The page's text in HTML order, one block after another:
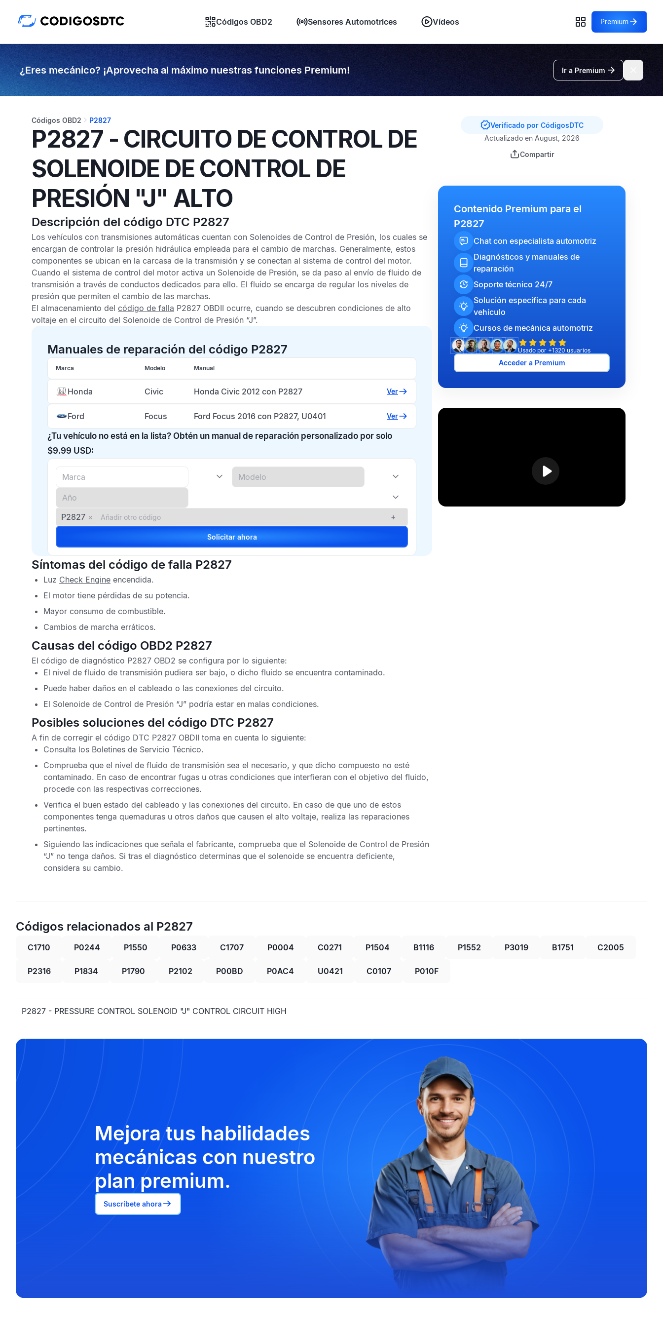
Códigos OBD2 Sensores Automotrices Vídeos Premium
¿Eres mecánico? ¡Aprovecha al máximo nuestras funciones Premium! Ir a Premium
Códigos OBD2 P2827
P2827 - CIRCUITO DE CONTROL DE
SOLENOIDE DE CONTROL DE
PRESIÓN "J" ALTO
Descripción del código DTC P2827
Los vehículos con transmisiones automáticas cuentan con Solenoides de Control de Presión, los cuales se
encargan de controlar la presión hidráulica empleada para el cambio de marchas. Generalmente, estos
componentes se ubican en la carcasa de la transmisión y se conectan al sistema de control del motor.
Cuando el sistema de control del motor activa un Solenoide de Presión, se da paso al envío de fluido de
transmisión a través de conductos dedicados para ello. El fluido se encarga de regular los niveles de
presión que permiten el cambio de las marchas.
El almacenamiento del código de falla P2827 OBDII ocurre, cuando se descubren condiciones de alto
voltaje en el circuito del Solenoide de Control de Presión “J”.
Manuales de reparación del código P2827
Marca Modelo Manual
Honda Civic Honda Civic 2012 con P2827 Ver
Ford Focus Ford Focus 2016 con P2827, U0401 Ver
¿Tu vehículo no está en la lista? Obtén un manual de reparación personalizado por solo
$9.99 USD:
P2827 × +
Solicitar ahora
Síntomas del código de falla P2827
Luz Check Engine encendida.
El motor tiene pérdidas de su potencia.
Mayor consumo de combustible.
Cambios de marcha erráticos.
Causas del código OBD2 P2827
El código de diagnóstico P2827 OBD2 se configura por lo siguiente:
El nivel de fluido de transmisión pudiera ser bajo, o dicho fluido se encuentra contaminado.
Puede haber daños en el cableado o las conexiones del circuito.
El Solenoide de Control de Presión “J” podría estar en malas condiciones.
Posibles soluciones del código DTC P2827
A fin de corregir el código DTC P2827 OBDII toma en cuenta lo siguiente:
Consulta los Boletines de Servicio Técnico.
Comprueba que el nivel de fluido de transmisión sea el necesario, y que dicho compuesto no esté
contaminado. En caso de encontrar fugas u otras condiciones que interfieran con el objetivo del fluido,
procede con las respectivas correcciones.
Verifica el buen estado del cableado y las conexiones del circuito. En caso de que uno de estos
componentes tenga quemaduras u otros daños que causen el alto voltaje, realiza las reparaciones
pertinentes.
Siguiendo las indicaciones que señala el fabricante, comprueba que el Solenoide de Control de Presión
“J” no tenga daños. Si tras el diagnóstico determinas que el solenoide se encuentra deficiente,
considera su cambio.
Verificado por CódigosDTC
Actualizado en August, 2026
Compartir
Contenido Premium para el
P2827
Chat con especialista automotriz
Diagnósticos y manuales de
reparación
Soporte técnico 24/7
Solución específica para cada
vehículo
Cursos de mecánica automotriz
Usado por +1320 usuarios
Acceder a Premium
Códigos relacionados al P2827
C1710 P0244 P1550 P0633 C1707 P0004 C0271 P1504 B1116 P1552 P3019 B1751 C2005
P2316 P1834 P1790 P2102 P00BD P0AC4 U0421 C0107 P010F
P2827 - PRESSURE CONTROL SOLENOID "J" CONTROL CIRCUIT HIGH
Mejora tus habilidades
mecánicas con nuestro
plan premium.
Suscríbete ahora